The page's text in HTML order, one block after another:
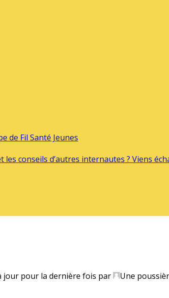
de Fil Santé Jeunes
conseils d’autres internautes ? Viens
jour pour la dernière fois par Une